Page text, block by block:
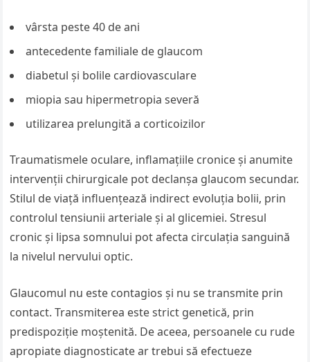
vârsta peste 40 de ani
antecedente familiale de glaucom
diabetul și bolile cardiovasculare
miopia sau hipermetropia severă
utilizarea prelungită a corticoizilor
Traumatismele oculare, inflamațiile cronice și anumite
intervenții chirurgicale pot declanșa glaucom secundar.
Stilul de viață influențează indirect evoluția bolii, prin
controlul tensiunii arteriale și al glicemiei. Stresul
cronic și lipsa somnului pot afecta circulația sanguină
la nivelul nervului optic.
Glaucomul nu este contagios și nu se transmite prin
contact. Transmiterea este strict genetică, prin
predispoziție moștenită. De aceea, persoanele cu rude
apropiate diagnosticate ar trebui să efectueze